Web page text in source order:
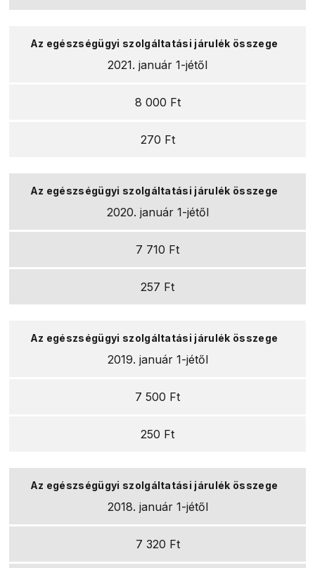
2021. január 1-jétől
8 000 Ft
270 Ft
2020. január 1-jétől
7 710 Ft
257 Ft
2019. január 1-jétől
7 500 Ft
250 Ft
2018. január 1-jétől
7 320 Ft